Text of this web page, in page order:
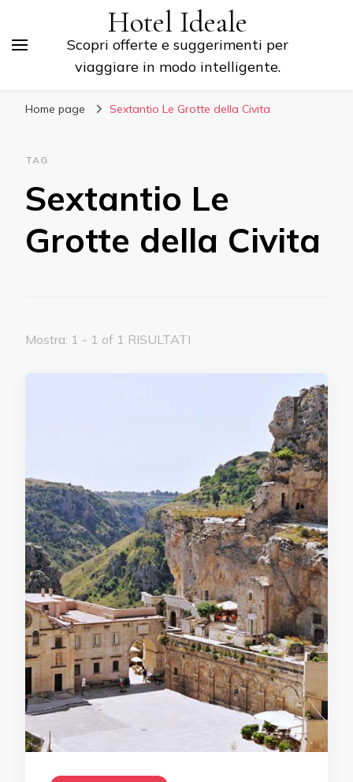
Hotel Ideale
Scopri offerte e suggerimenti per
viaggiare in modo intelligente.
Home page Sextantio Le Grotte della Civita
TAG
Sextantio Le
Grotte della Civita
Mostra: 1 - 1 of 1 RISULTATI